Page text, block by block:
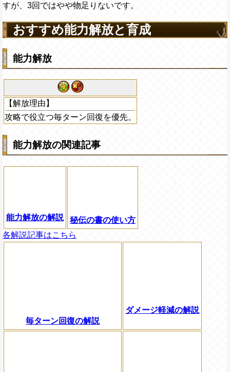
すが、3回ではやや物足りないです。
おすすめ能力解放と育成
能力解放
【解放理由】
攻略で役立つ毎ターン回復を優先。
能力解放の関連記事
能力解放の解説
秘伝の書の使い方
各解説記事はこちら
毎ターン回復の解説
ダメージ軽減の解説